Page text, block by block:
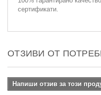
сертификати.
ОТЗИВИ ОТ
Напиши отзив за този